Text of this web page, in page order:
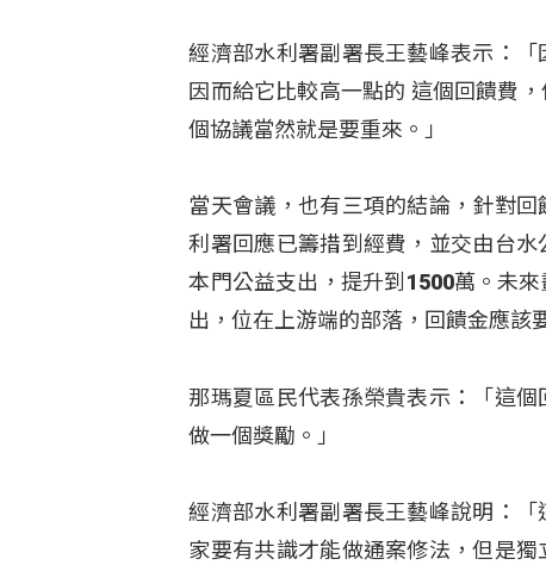
經濟部水利署副署長王藝峰表示：
因而給它比較高一點的 這個回饋費
個協議當然就是要重來。」
當天會議，也有三項的結論，針對
利署回應已籌措到經費，並交由台
本門公益支出，提升到1500萬。未
出，位在上游端的部落，回饋金應該
那瑪夏區民代表孫榮貴表示：「這
做一個獎勵。」
經濟部水利署副署長王藝峰說明：
家要有共識才能做通案修法，但是